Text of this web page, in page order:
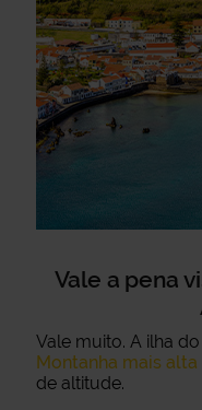
Vale a pena
Vale muito. A ilha
Montanha mais
de altitude.